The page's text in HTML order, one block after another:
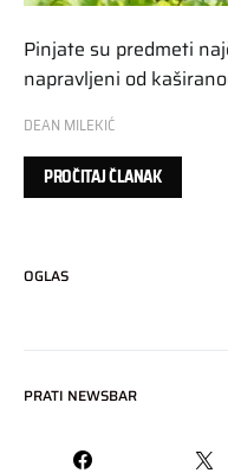
Pinjate su predmeti
napravljeni od
DEAN MILEKIĆ
PROČITAJ ČLANAK
OGLAS
PRATI NEWSBAR